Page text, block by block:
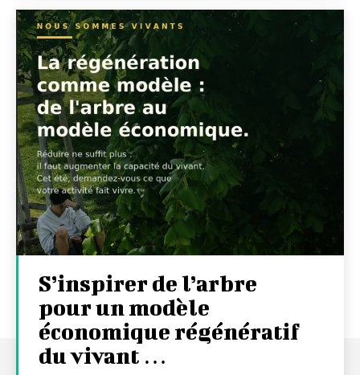
S’inspirer de l’arbre
pour un modèle
économique régénératif
du vivant …